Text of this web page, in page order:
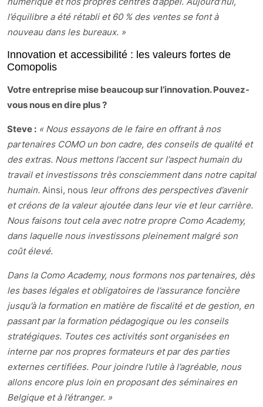
l’équilibre a été rétabli et 60 % des ventes se font à
nouveau dans les bureaux. »
Innovation et accessibilité : les valeurs fortes de
Comopolis
Votre entreprise mise beaucoup sur l’innovation. Pouvez-
vous nous en dire plus ?
Steve : « Nous essayons de le faire en offrant à nos
partenaires COMO un bon cadre, des conseils de qualité et
des extras. Nous mettons l’accent sur l’aspect humain du
travail et investissons très consciemment dans notre capital
humain. Ainsi, nous leur offrons des perspectives d’avenir
et créons de la valeur ajoutée dans leur vie et leur carrière.
Nous faisons tout cela avec notre propre Como Academy,
dans laquelle nous investissons pleinement malgré son
coût élevé.
Dans la Como Academy, nous formons nos partenaires, dès
les bases légales et obligatoires de l’assurance foncière
jusqu’à la formation en matière de fiscalité et de gestion, en
passant par la formation pédagogique ou les conseils
stratégiques. Toutes ces activités sont organisées en
interne par nos propres formateurs et par des parties
externes certifiées. Pour joindre l’utile à l’agréable, nous
allons encore plus loin en proposant des séminaires en
Belgique et à l’étranger. »